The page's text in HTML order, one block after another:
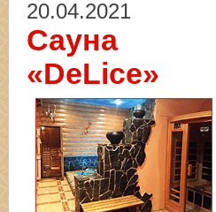
20.04.2021
Сауна
«DeLice»